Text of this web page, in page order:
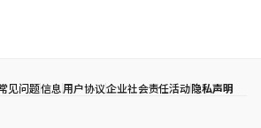
见问题信息用户协议企业社会责任活动隐私声明